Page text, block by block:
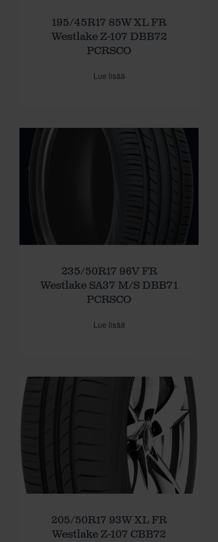
195/45R17 85W XL FR
Westlake Z-107 DBB72
PCRSCO
Lue lisää
235/50R17 96V FR
Westlake SA37 M/S DBB71
PCRSCO
Lue lisää
205/50R17 93W XL FR
Westlake Z-107 CBB72